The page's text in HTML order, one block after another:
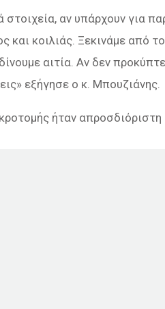
αν υπάρχουν για
και κοιλιάς. Ξεκινάμε από
αιτία. Αν δεν
εξήγησε ο κ. Μπουζιάνης.
ήταν